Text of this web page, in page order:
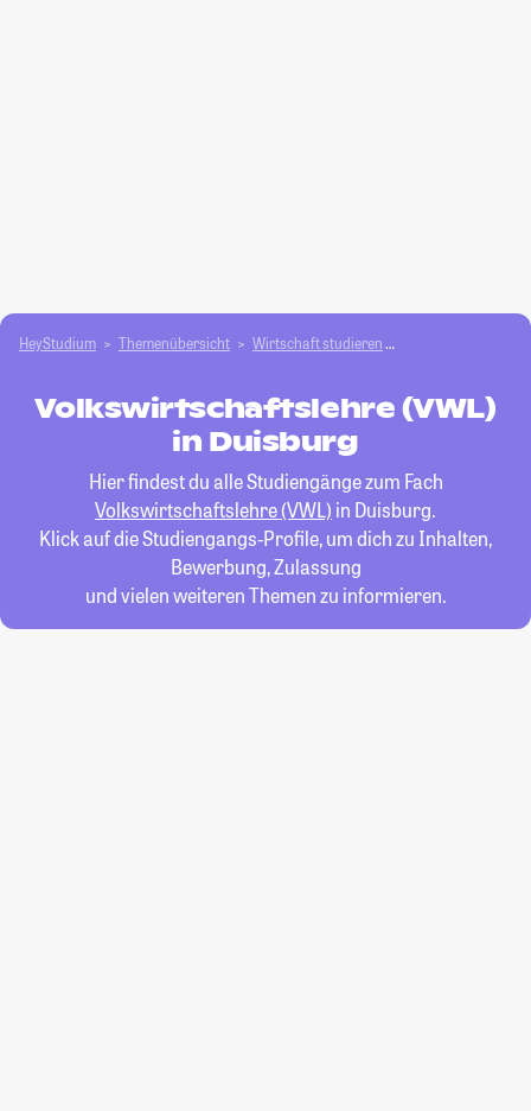
HeyStudium Themenübersicht Wirtschaft studieren
Volkswirtschaftslehre (VWL)
in Duisburg
Hier findest du alle Studiengänge zum Fach
Volkswirtschaftslehre (VWL) in Duisburg.
Klick auf die Studiengangs-Profile, um dich zu Inhalten,
Bewerbung, Zulassung
und vielen weiteren Themen zu informieren.